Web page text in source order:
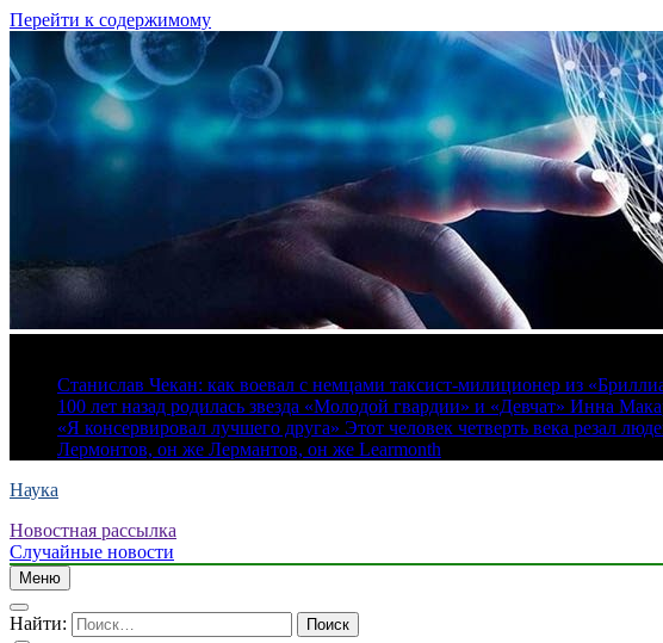
Перейти к содержимому
Станислав Чекан: как воевал с немцами таксист-милиционер из
100 лет назад родилась звезда «Молодой гвардии» и «Девчат» Инна
«Я консервировал лучшего друга» Этот человек четверть века резал
Лермонтов, он же Лермантов, он же Learmonth
Наука
Новостная рассылка
Случайные новости
Меню
Найти: